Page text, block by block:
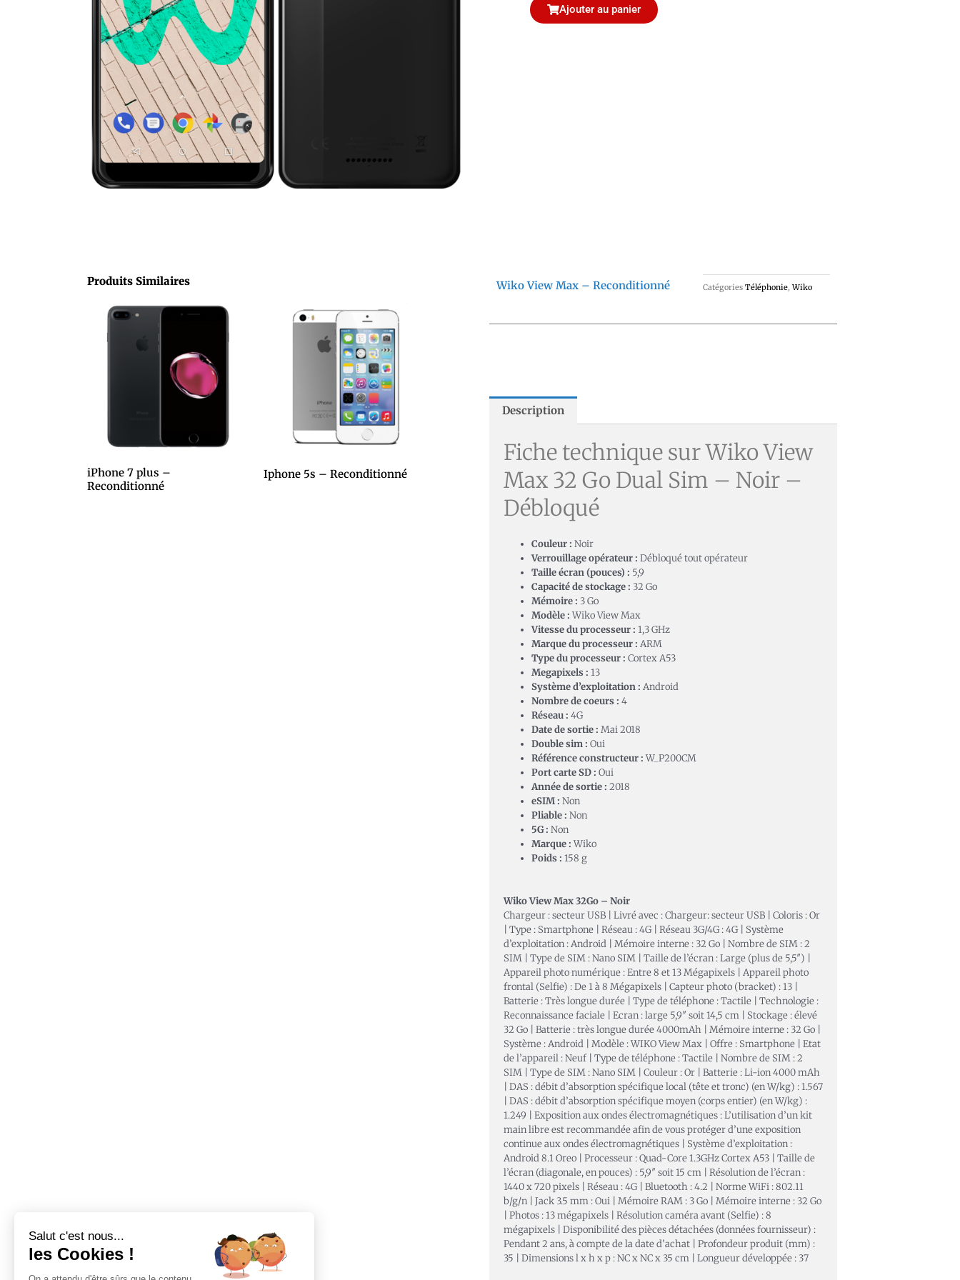
Ajouter au panier
Produits Similaires
iPhone 7 plus –
Reconditionné
Iphone 5s – Reconditionné
Wiko View Max – Reconditionné Catégories Téléphonie,Wiko
Description
Fiche technique sur Wiko View
Max 32 Go Dual Sim – Noir –
Débloqué
Couleur : Noir
Verrouillage opérateur : Débloqué tout opérateur
Taille écran (pouces) : 5,9
Capacité de stockage : 32 Go
Mémoire : 3 Go
Modèle :Wiko View Max
Vitesse du processeur : 1,3 GHz
Marque du processeur : ARM
Type du processeur : Cortex A53
Megapixels : 13
Système d’exploitation : Android
Nombre de coeurs : 4
Réseau : 4G
Date de sortie : Mai 2018
Double sim : Oui
Référence constructeur :W_P200CM
Port carte SD : Oui
Année de sortie : 2018
eSIM : Non
Pliable : Non
5G : Non
Marque :Wiko
Poids : 158 g
Wiko View Max 32Go – Noir
Chargeur : secteur USB | Livré avec : Chargeur: secteur USB | Coloris : Or
| Type : Smartphone | Réseau : 4G | Réseau 3G/4G : 4G | Système
d’exploitation : Android | Mémoire interne : 32 Go | Nombre de SIM : 2
SIM | Type de SIM : Nano SIM | Taille de l’écran : Large (plus de 5,5″) |
Appareil photo numérique : Entre 8 et 13 Mégapixels | Appareil photo
frontal (Selfie) : De 1 à 8 Mégapixels | Capteur photo (bracket) : 13 |
Batterie : Très longue durée | Type de téléphone : Tactile | Technologie :
Reconnaissance faciale | Ecran : large 5,9″ soit 14,5 cm | Stockage : élevé
32 Go | Batterie : très longue durée 4000mAh | Mémoire interne : 32 Go |
Système : Android | Modèle : WIKO View Max | Offre : Smartphone | Etat
de l’appareil : Neuf | Type de téléphone : Tactile | Nombre de SIM : 2
SIM | Type de SIM : Nano SIM | Couleur : Or | Batterie : Li-ion 4000 mAh
| DAS : débit d’absorption spécifique local (tête et tronc) (en W/kg) : 1.567
| DAS : débit d’absorption spécifique moyen (corps entier) (en W/kg) :
1.249 | Exposition aux ondes électromagnétiques : L’utilisation d’un kit
main libre est recommandée afin de vous protéger d’une exposition
continue aux ondes électromagnétiques | Système d’exploitation :
Android 8.1 Oreo | Processeur : Quad-Core 1.3GHz Cortex A53 | Taille de
l’écran (diagonale, en pouces) : 5,9″ soit 15 cm | Résolution de l’écran :
1440 x 720 pixels | Réseau : 4G | Bluetooth : 4.2 | Norme WiFi : 802.11
b/g/n | Jack 3.5 mm : Oui | Mémoire RAM : 3 Go | Mémoire interne : 32 Go
| Photos : 13 mégapixels | Résolution caméra avant (Selfie) : 8
mégapixels | Disponibilité des pièces détachées (données fournisseur) :
Pendant 2 ans, à compte de la date d’achat | Profondeur produit (mm) :
35 | Dimensions l x h x p : NC x NC x 35 cm | Longueur développée : 37
Salut c'est nous...
les Cookies !